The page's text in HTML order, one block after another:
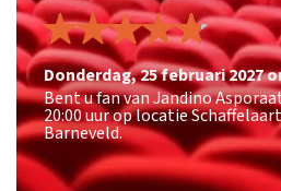
donderdag,25 februari 2027
Bent u fan van Jandino
20:00 uur op locatie
Barneveld.